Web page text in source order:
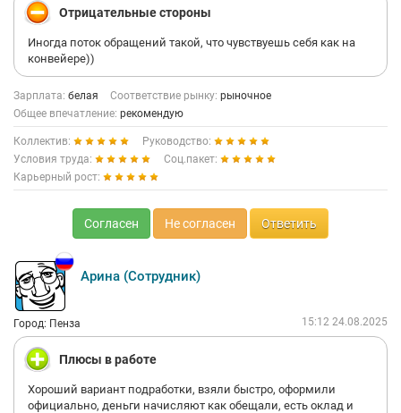
Отрицательные стороны
Иногда поток обращений такой, что чувствуешь себя как на
конвейере))
Зарплата: белая Соответствие рынку: рыночное
Общее впечатление: рекомендую
Коллектив:
Руководство:
Условия труда:
Соц.пакет:
Карьерный рост:
Согласен Не согласен Ответить
Арина (Сотрудник)
Город: Пенза 15:12 24.08.2025
Плюсы в работе
Хороший вариант подработки, взяли быстро, оформили
официально, деньги начисляют как обещали, есть оклад и